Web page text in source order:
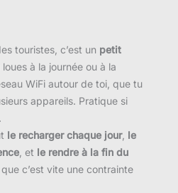
touristes, c’est un petit
à la journée ou à la
WiFi autour de toi, que tu
appareils. Pratique si
le recharger chaque jour, le
, et le rendre à la fin du
c’est vite une contrainte